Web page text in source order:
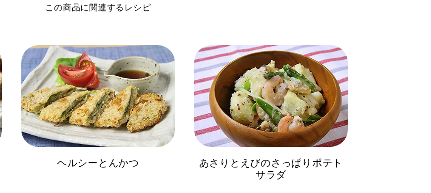
この商品に関連するレシピ
ヘルシーとんかつ
あさりとえびのさっぱりポテト
サラダ